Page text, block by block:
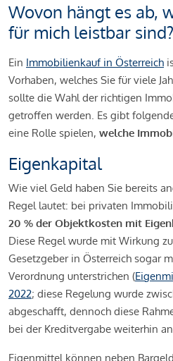
Wovon hängt es ab,
für mich leistbar sind?
Ein Immobilienkauf in Österreich
Vorhaben, welches Sie für viele
sollte die Wahl der richtigen
getroffen werden. Es gibt
eine Rolle spielen, welche
Eigenkapital
Wie viel Geld haben Sie bereits
Regel lautet: bei privaten
20 % der Objektkosten mit
Diese Regel wurde mit Wirkung
Gesetzgeber in Österreich sogar
Verordnung unterstrichen (
2022; diese Regelung wurde
abgeschafft, dennoch diese
bei der Kreditvergabe weiterhin
Eigenmittel können neben